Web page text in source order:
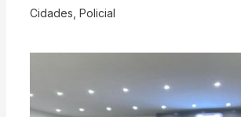
Cidades Policial